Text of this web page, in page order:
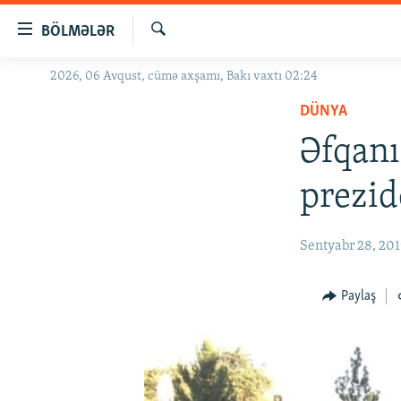
BÖLMƏLƏR
GÜNDƏM
Axtar
2026, 06 Avqust, cümə axşamı, Bakı vaxtı 02:24
DÜNYA
Sentyabr 28,
Paylaş